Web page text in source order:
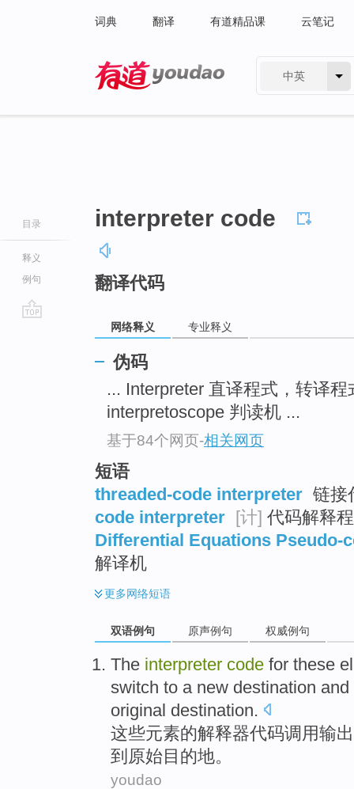
词典 翻译 有道精品课 云笔记
中英
目录
释义
例句
interpreter code
翻译代码
网络释义 专业释义
伪码
... Interpreter 直译程式，转译
interpretoscope 判读机 ...
基于84个网页-相关网页
短语
threaded-code interpreter 链接
code interpreter [计] 代码解释
Differential Equations Pseudo-
解译机
更多网络短语
双语例句 原声例句 权威例句
The interpreter code for these
switch to a new destination and
original destination.
这些元素的解释器代码调用输出
到 原始目的地。
youdao